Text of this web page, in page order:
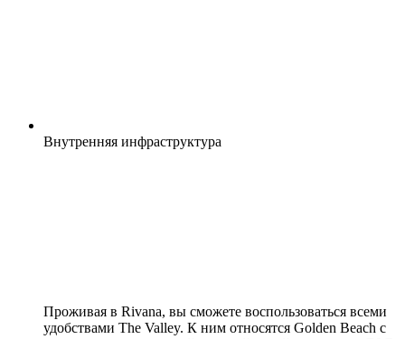
Внутренняя инфраструктура
Проживая в Rivana, вы сможете воспользоваться всеми
удобствами The Valley. К ним относятся Golden Beach с